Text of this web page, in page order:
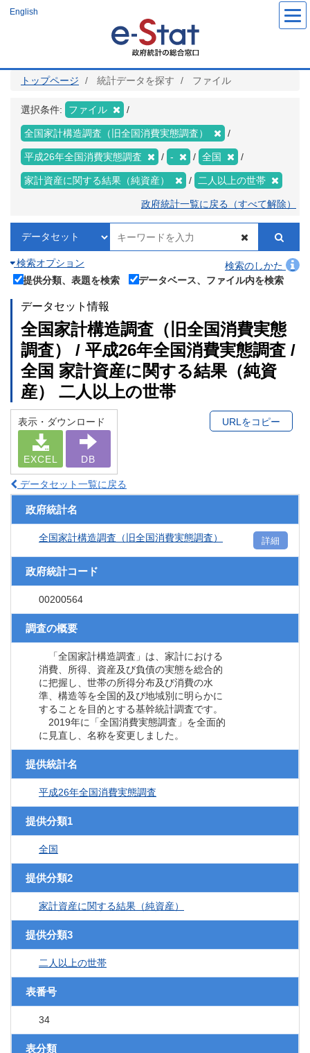
ツ
English
トップページ 統計データを探す ファイル
選択条件: ファイル
全国家計構造調査（旧全国消費実態調査）
平成26年全国消費実態調査 - 全国
家計資産に関する結果（純資産） 二人以上の世帯
政府統計一覧に戻る（すべて解除）
検索オプション
検索のしかた
提供分類、表題を検索
データベース、ファイル内を検索
データセット情報
全国家計構造調査（旧全国消費実態
調査） / 平成26年全国消費実態調査 /
全国 家計資産に関する結果（純資
産） 二人以上の世帯
表示・ダウンロード
EXCEL DB
URLをコピー
データセット一覧に戻る
政府統計名
全国家計構造調査（旧全国消費実態調査） 詳細
政府統計コード
00200564
調査の概要
「全国家計構造調査」は、家計における
消費、所得、資産及び負債の実態を総合的
に把握し、世帯の所得分布及び消費の水
準、構造等を全国的及び地域別に明らかに
することを目的とする基幹統計調査です。
2019年に「全国消費実態調査」を全面的
に見直し、名称を変更しました。
提供統計名
平成26年全国消費実態調査
提供分類1
全国
提供分類2
家計資産に関する結果（純資産）
提供分類3
二人以上の世帯
表番号
34
表分類